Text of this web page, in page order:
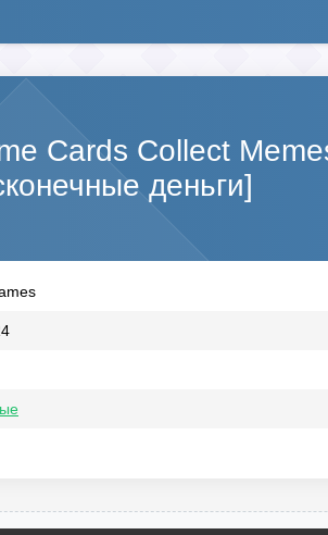
Cards Collect
деньги]